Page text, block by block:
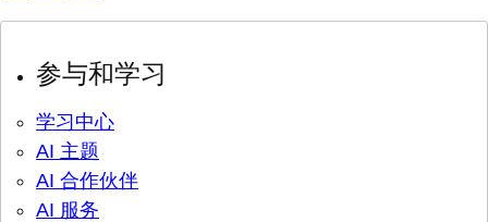
参与和学习
学习中心
AI 主题
AI 合作伙伴
AI 服务